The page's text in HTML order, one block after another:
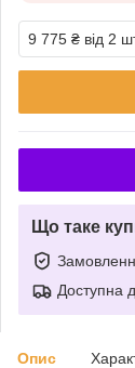
9 775 ₴ від 2
Що таке
Доступна
Опис